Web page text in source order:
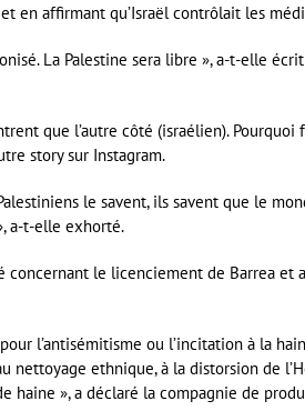
en affirmant qu’Israël contrôlait les
La Palestine sera libre », a-t-elle
que l’autre côté (israélien).
story sur Instagram.
le savent, ils savent que le
a-t-elle exhorté.
concernant le licenciement de Barrea et
l’antisémitisme ou l’incitation à la
nettoyage ethnique, à la distorsion de
haine », a déclaré la compagnie de